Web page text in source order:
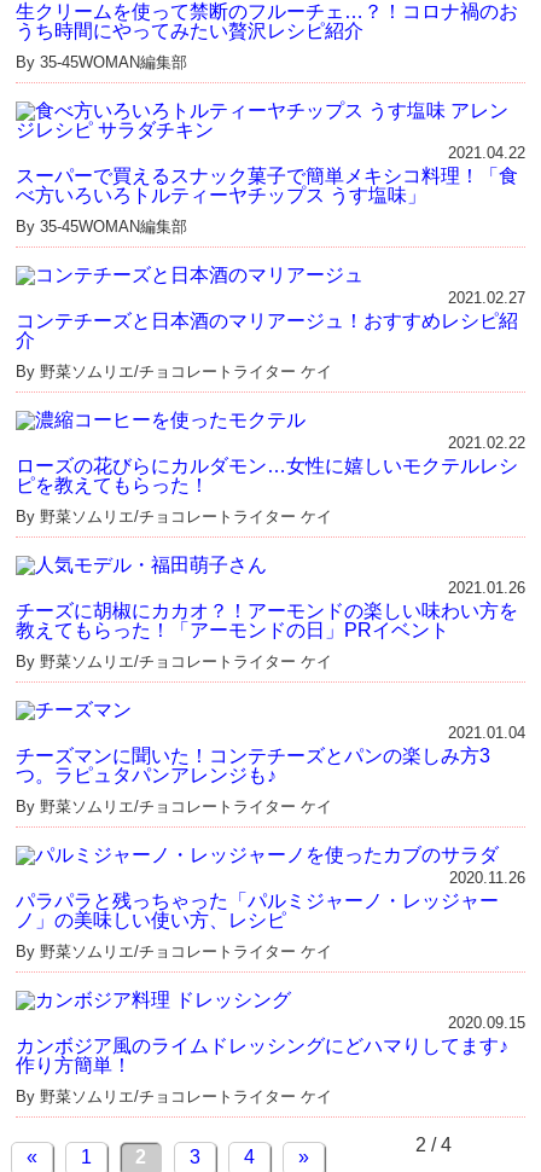
生クリームを使って禁断のフルーチェ…？！コロナ禍のお
うち時間にやってみたい贅沢レシピ紹介
By 35-45WOMAN編集部
2021.04.22
スーパーで買えるスナック菓子で簡単メキシコ料理！「食
べ方いろいろトルティーヤチップス うす塩味」
By 35-45WOMAN編集部
2021.02.27
コンテチーズと日本酒のマリアージュ！おすすめレシピ紹
介
By 野菜ソムリエ/チョコレートライター ケイ
2021.02.22
ローズの花びらにカルダモン…女性に嬉しいモクテルレシ
ピを教えてもらった！
By 野菜ソムリエ/チョコレートライター ケイ
2021.01.26
チーズに胡椒にカカオ？！アーモンドの楽しい味わい方を
教えてもらった！「アーモンドの日」PRイベント
By 野菜ソムリエ/チョコレートライター ケイ
2021.01.04
チーズマンに聞いた！コンテチーズとパンの楽しみ方3
つ。ラピュタパンアレンジも♪
By 野菜ソムリエ/チョコレートライター ケイ
2020.11.26
パラパラと残っちゃった「パルミジャーノ・レッジャー
ノ」の美味しい使い方、レシピ
By 野菜ソムリエ/チョコレートライター ケイ
2020.09.15
カンボジア風のライムドレッシングにどハマりしてます♪
作り方簡単！
By 野菜ソムリエ/チョコレートライター ケイ
2 / 4
« 1 2 3 4 »